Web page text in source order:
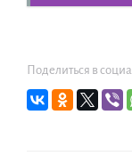
Поделиться в